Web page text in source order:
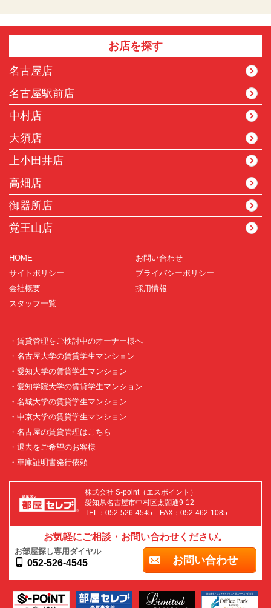
お店を探す
名古屋店
名古屋駅前店
中村店
大須店
上小田井店
高畑店
御器所店
覚王山店
HOME
お問い合わせ
サイトポリシー
プライバシーポリシー
会社概要
採用情報
スタッフ一覧
・賃貸管理をご検討中のオーナー様へ
・名古屋大学の賃貸学生マンション
・愛知大学の賃貸学生マンション
・愛知学院大学の賃貸学生マンション
・名城大学の賃貸学生マンション
・中京大学の賃貸学生マンション
・名古屋の賃貸管理はこちら
・退去をご希望のお客様
・車庫証明書発行依頼
株式会社 S-point（エスポイント）
愛知県名古屋市中村区太閤通9-12
TEL：052-526-4545 FAX：052-462-1085
お気軽にご相談・お問い合わせください。
お部屋探し専用ダイヤル
052-526-4545 お問い合わせ